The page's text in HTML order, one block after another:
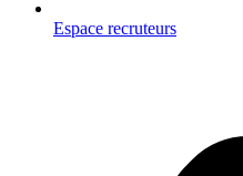
Espace recruteurs